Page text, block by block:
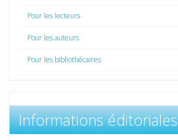
Pour les lecteurs
Pour les auteurs
Pour les bibliothécaires
Informations éditoriales